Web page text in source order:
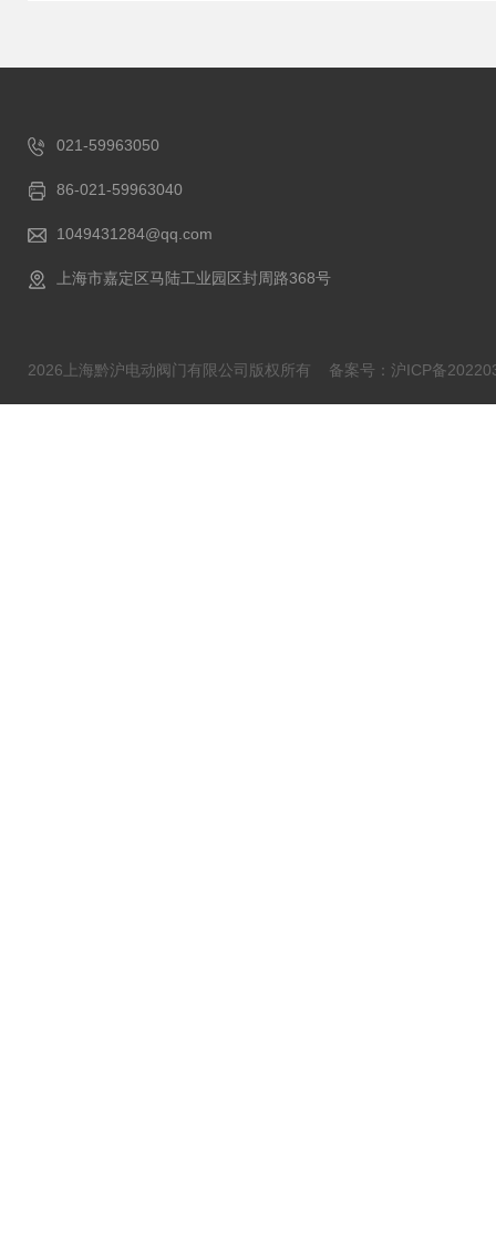
021-59963050
86-021-59963040
1049431284@qq.com
上海市嘉定区马陆工业园区封周路368号
2026上海黔沪电动阀门有限公司版权所有 备案号：沪ICP备